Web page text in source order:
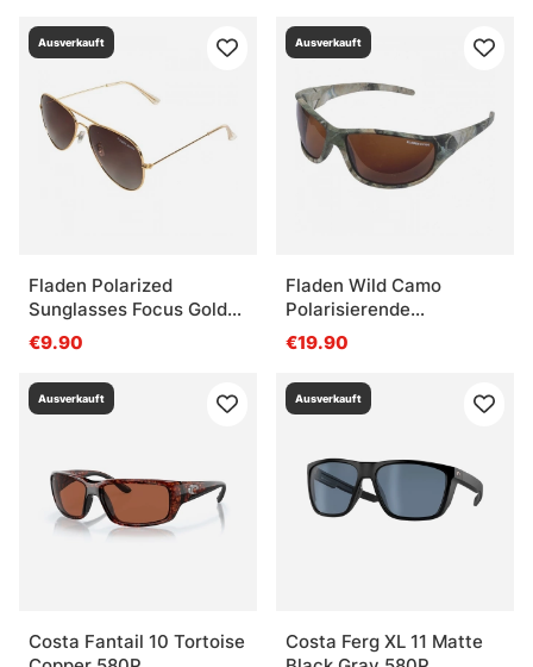
Ausverkauft
Fladen Polarized
Sunglasses Focus Gold
Frame Brown Lens
€9.90
Ausverkauft
Fladen Wild Camo
Polarisierende
Sonnenbrillen Bärnstens
Lins
€19.90
Ausverkauft
Costa Fantail 10 Tortoise
Ausverkauft
Costa Ferg XL 11 Matte